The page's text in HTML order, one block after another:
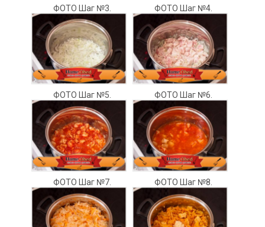
ФОТО Шаг №3. ФОТО Шаг №4.
ФОТО Шаг №5. ФОТО Шаг №6.
ФОТО Шаг №7. ФОТО Шаг №8.